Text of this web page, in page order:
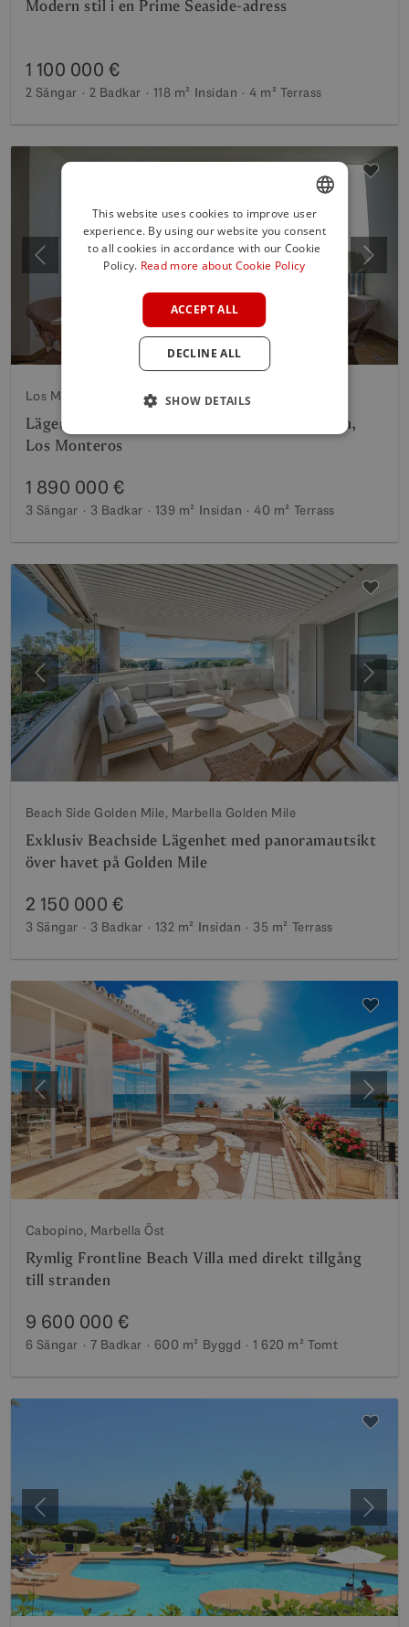
Modern stil i en Prime Seaside-adress
1 100 000 €
2 Sängar 2 Badkar 118 m² Insidan 4 m² Terrass
Föregående Nästa
Los Monteros, Marbella Öst
Lägenhet vid havet med trädgård i Palm Beach,
Los Monteros
1 890 000 €
3 Sängar 3 Badkar 139 m² Insidan 40 m² Terrass
Föregående Nästa
Beach Side Golden Mile, Marbella Golden Mile
Exklusiv Beachside Lägenhet med panoramautsikt
över havet på Golden Mile
2 150 000 €
3 Sängar 3 Badkar 132 m² Insidan 35 m² Terrass
Föregående Nästa
Cabopino, Marbella Öst
Rymlig Frontline Beach Villa med direkt tillgång
till stranden
9 600 000 €
6 Sängar 7 Badkar 600 m² Byggd 1 620 m² Tomt
Föregående Nästa
ENGLISH
SPANISH
This website uses cookies to improve user
experience. By using our website you consent
to all cookies in accordance with our Cookie
Policy. Read more about Cookie Policy
ACCEPT ALL
DECLINE ALL
SHOW DETAILS